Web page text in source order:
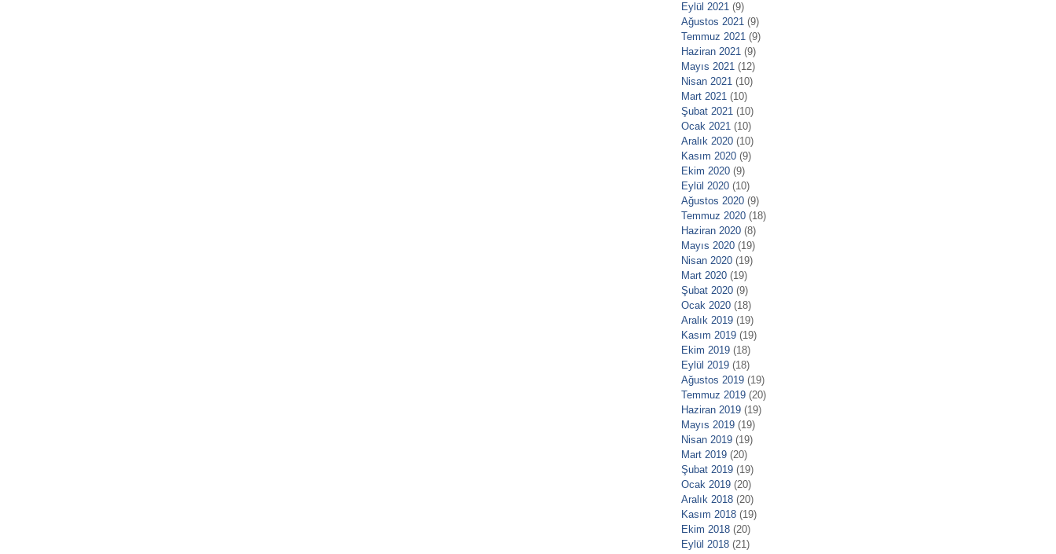
Eylül 2021 (9)
Ağustos 2021 (9)
Temmuz 2021 (9)
Haziran 2021 (9)
Mayıs 2021 (12)
Nisan 2021 (10)
Mart 2021 (10)
Şubat 2021 (10)
Ocak 2021 (10)
Aralık 2020 (10)
Kasım 2020 (9)
Ekim 2020 (9)
Eylül 2020 (10)
Ağustos 2020 (9)
Temmuz 2020 (18)
Haziran 2020 (8)
Mayıs 2020 (19)
Nisan 2020 (19)
Mart 2020 (19)
Şubat 2020 (9)
Ocak 2020 (18)
Aralık 2019 (19)
Kasım 2019 (19)
Ekim 2019 (18)
Eylül 2019 (18)
Ağustos 2019 (19)
Temmuz 2019 (20)
Haziran 2019 (19)
Mayıs 2019 (19)
Nisan 2019 (19)
Mart 2019 (20)
Şubat 2019 (19)
Ocak 2019 (20)
Aralık 2018 (20)
Kasım 2018 (19)
Ekim 2018 (20)
Eylül 2018 (21)